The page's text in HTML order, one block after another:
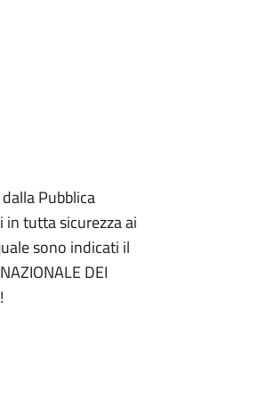
Pubblica
tutta sicurezza ai
sono indicati il
DEI